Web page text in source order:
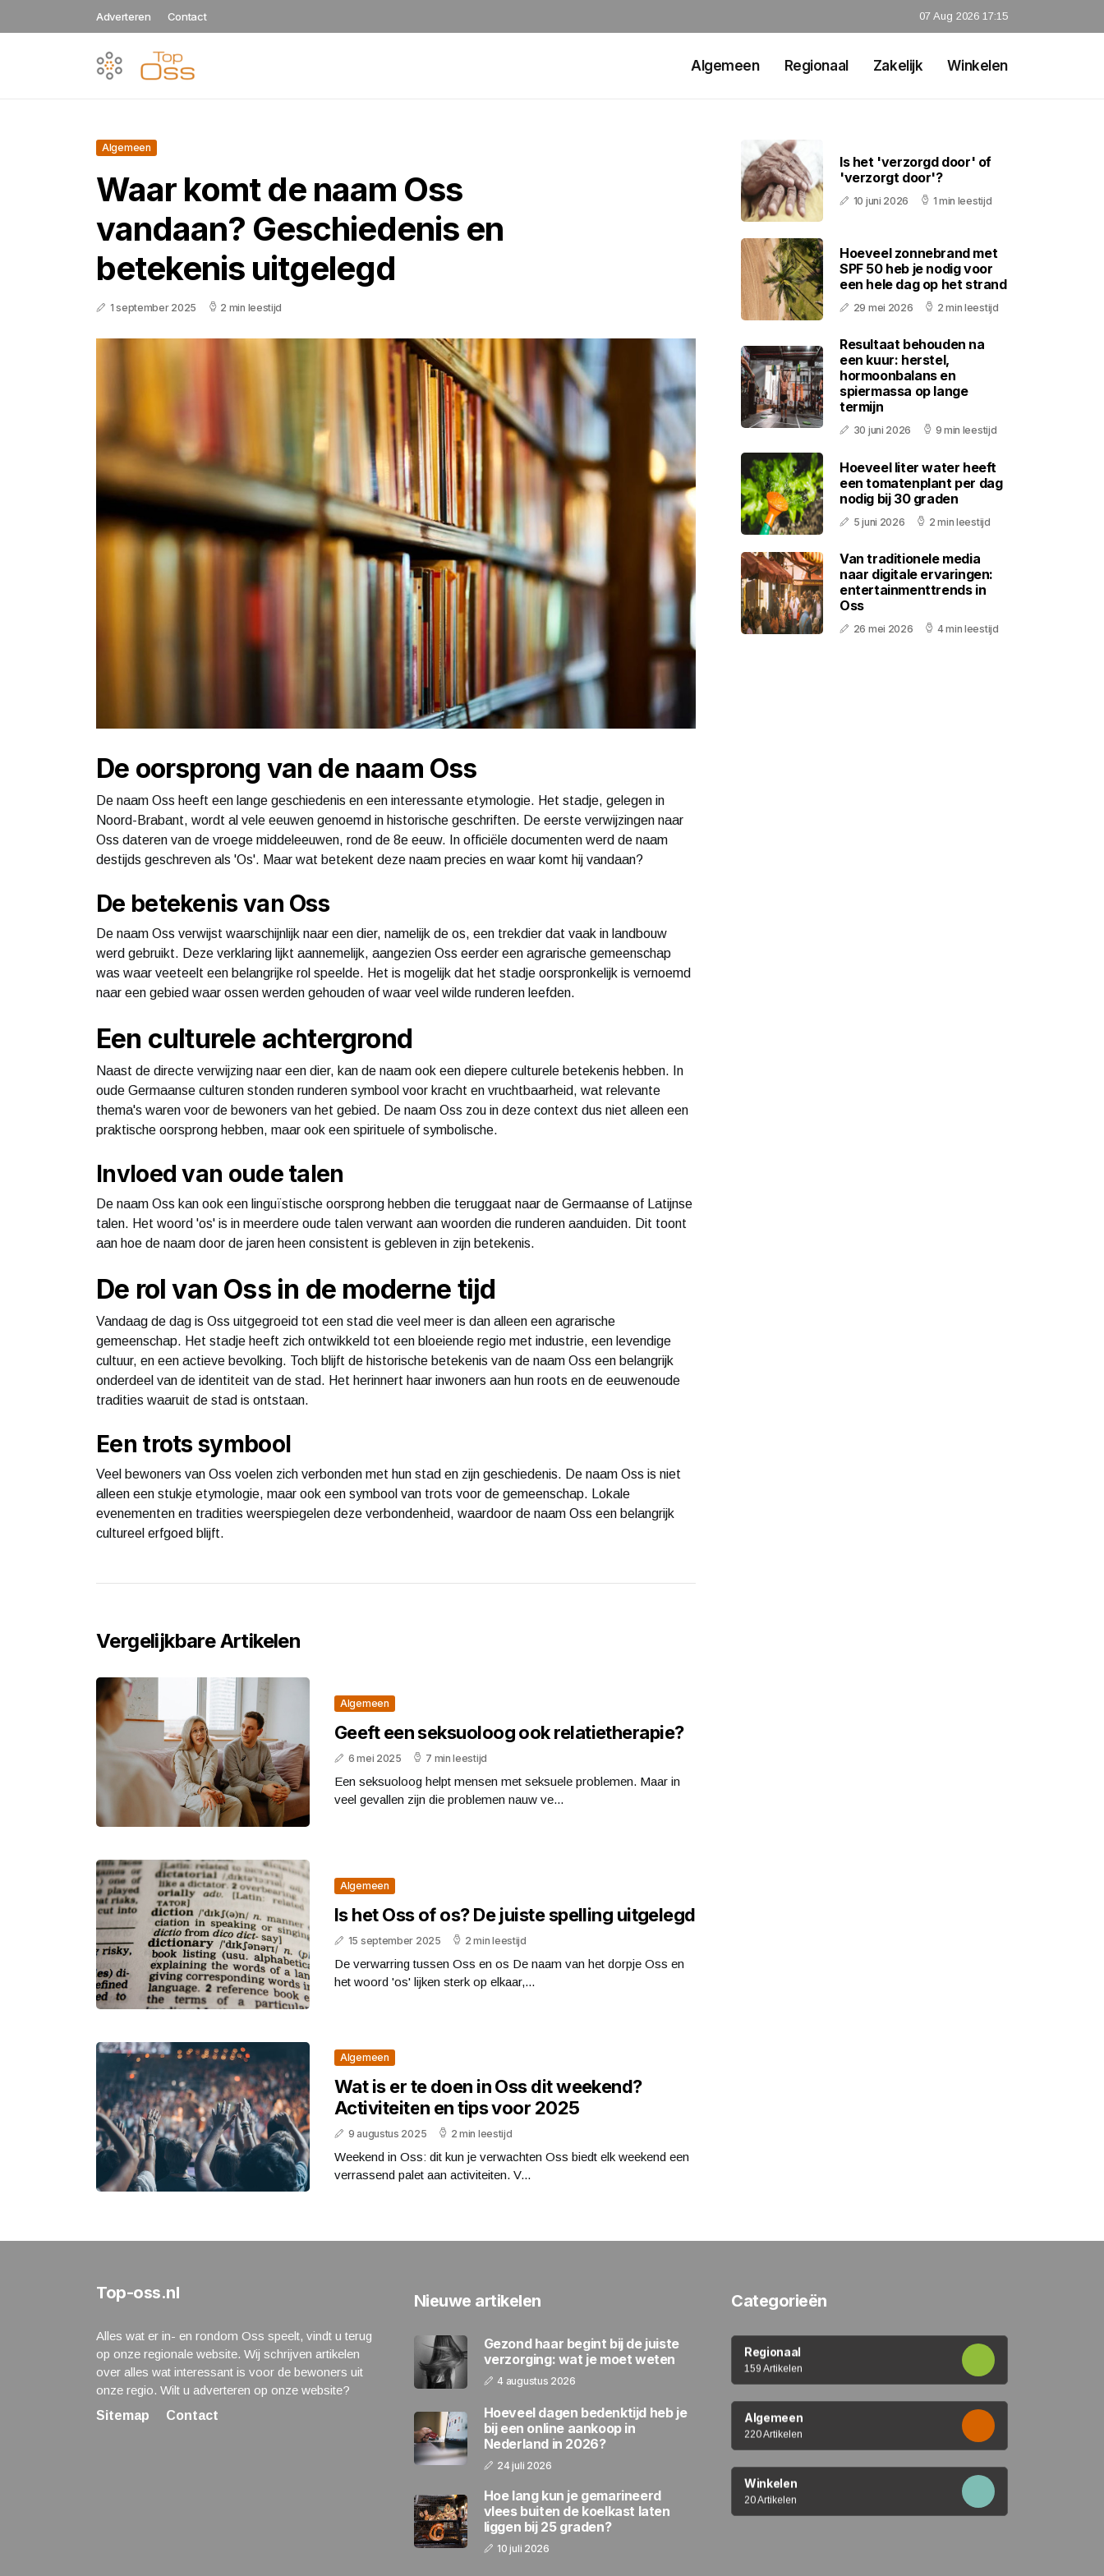
Adverteren Contact 07 Aug 2026 17:15
Algemeen Regionaal Zakelijk Winkelen
Algemeen
Waar komt de naam Oss
vandaan? Geschiedenis en
betekenis uitgelegd
1 september 2025 2 min leestijd
De oorsprong van de naam Oss
De naam Oss heeft een lange geschiedenis en een interessante etymologie. Het stadje, gelegen in
Noord-Brabant, wordt al vele eeuwen genoemd in historische geschriften. De eerste verwijzingen naar
Oss dateren van de vroege middeleeuwen, rond de 8e eeuw. In officiële documenten werd de naam
destijds geschreven als 'Os'. Maar wat betekent deze naam precies en waar komt hij vandaan?
De betekenis van Oss
De naam Oss verwijst waarschijnlijk naar een dier, namelijk de os, een trekdier dat vaak in landbouw
werd gebruikt. Deze verklaring lijkt aannemelijk, aangezien Oss eerder een agrarische gemeenschap
was waar veeteelt een belangrijke rol speelde. Het is mogelijk dat het stadje oorspronkelijk is vernoemd
naar een gebied waar ossen werden gehouden of waar veel wilde runderen leefden.
Een culturele achtergrond
Naast de directe verwijzing naar een dier, kan de naam ook een diepere culturele betekenis hebben. In
oude Germaanse culturen stonden runderen symbool voor kracht en vruchtbaarheid, wat relevante
thema's waren voor de bewoners van het gebied. De naam Oss zou in deze context dus niet alleen een
praktische oorsprong hebben, maar ook een spirituele of symbolische.
Invloed van oude talen
De naam Oss kan ook een linguïstische oorsprong hebben die teruggaat naar de Germaanse of Latijnse
talen. Het woord 'os' is in meerdere oude talen verwant aan woorden die runderen aanduiden. Dit toont
aan hoe de naam door de jaren heen consistent is gebleven in zijn betekenis.
De rol van Oss in de moderne tijd
Vandaag de dag is Oss uitgegroeid tot een stad die veel meer is dan alleen een agrarische
gemeenschap. Het stadje heeft zich ontwikkeld tot een bloeiende regio met industrie, een levendige
cultuur, en een actieve bevolking. Toch blijft de historische betekenis van de naam Oss een belangrijk
onderdeel van de identiteit van de stad. Het herinnert haar inwoners aan hun roots en de eeuwenoude
tradities waaruit de stad is ontstaan.
Een trots symbool
Veel bewoners van Oss voelen zich verbonden met hun stad en zijn geschiedenis. De naam Oss is niet
alleen een stukje etymologie, maar ook een symbool van trots voor de gemeenschap. Lokale
evenementen en tradities weerspiegelen deze verbondenheid, waardoor de naam Oss een belangrijk
cultureel erfgoed blijft.
Vergelijkbare Artikelen
Algemeen
Geeft een seksuoloog ook relatietherapie?
6 mei 2025 7 min leestijd
Een seksuoloog helpt mensen met seksuele problemen. Maar in
veel gevallen zijn die problemen nauw ve...
Algemeen
Is het Oss of os? De juiste spelling uitgelegd
15 september 2025 2 min leestijd
De verwarring tussen Oss en os De naam van het dorpje Oss en
het woord 'os' lijken sterk op elkaar,...
Algemeen
Wat is er te doen in Oss dit weekend?
Activiteiten en tips voor 2025
9 augustus 2025 2 min leestijd
Weekend in Oss: dit kun je verwachten Oss biedt elk weekend een
verrassend palet aan activiteiten. V...
Is het 'verzorgd door' of
'verzorgt door'?
10 juni 2026 1 min leestijd
Hoeveel zonnebrand met
SPF 50 heb je nodig voor
een hele dag op het strand
29 mei 2026 2 min leestijd
Resultaat behouden na
een kuur: herstel,
hormoonbalans en
spiermassa op lange
termijn
30 juni 2026 9 min leestijd
Hoeveel liter water heeft
een tomatenplant per dag
nodig bij 30 graden
5 juni 2026 2 min leestijd
Van traditionele media
naar digitale ervaringen:
entertainmenttrends in
Oss
26 mei 2026 4 min leestijd
Top-oss.nl
Alles wat er in- en rondom Oss speelt, vindt u terug
op onze regionale website. Wij schrijven artikelen
over alles wat interessant is voor de bewoners uit
onze regio. Wilt u adverteren op onze website?
Sitemap
Contact
Nieuwe artikelen
Gezond haar begint bij de juiste
verzorging: wat je moet weten
4 augustus 2026
Hoeveel dagen bedenktijd heb je
bij een online aankoop in
Nederland in 2026?
24 juli 2026
Hoe lang kun je gemarineerd
vlees buiten de koelkast laten
liggen bij 25 graden?
10 juli 2026
Categorieën
Regionaal
159 Artikelen
Algemeen
220 Artikelen
Winkelen
20 Artikelen